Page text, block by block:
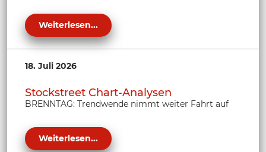
Weiterlesen...
18. Juli 2026
Stockstreet Chart-Analysen
BRENNTAG: Trendwende nimmt weiter Fahrt auf
Weiterlesen...